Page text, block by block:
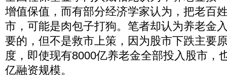
增值保值，而有部分经济学家认为，把老百
市，可能是肉包子打狗。笔者却认为养老金
要的，但不是救市上策，因为股市下跌主要
度，即使现有8000亿养老金全部投入股市，
亿融资规模。